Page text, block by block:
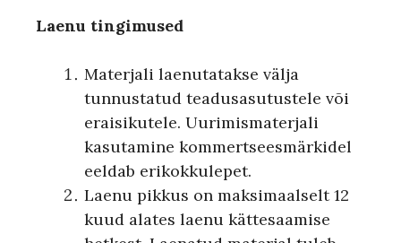
Laenu tingimused
Materjali laenutatakse välja
tunnustatud teadusasutustele või
eraisikutele. Uurimismaterjali
kasutamine kommertseesmärkidel
eeldab erikokkulepet.
Laenu pikkus on maksimaalselt 12
kuud alates laenu kättesaamise